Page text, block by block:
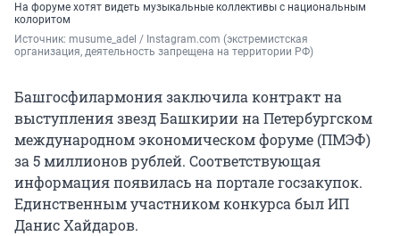
На форуме хотят видеть музыкальные коллективы с национальным
колоритом
Источник: musume_adel / Instagram.com (экстремистская
организация, деятельность запрещена на территории РФ)
Башгосфилармония заключила контракт на
выступления звезд Башкирии на Петербургском
международном экономическом форуме (ПМЭФ)
за 5 миллионов рублей. Соответствующая
информация появилась на портале госзакупок.
Единственным участником конкурса был ИП
Данис Хайдаров.